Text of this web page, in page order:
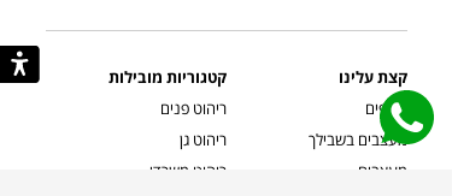
קצת עלינו
סניפים
מעצבים בשבילך
מעצבים
קטגוריות מובילות
ריהוט פנים
ריהוט גן
ריהוט משרדי